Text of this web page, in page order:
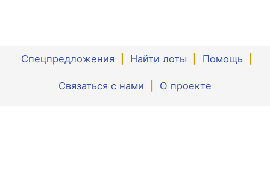
Спецпредложения Найти лоты Помощь
Связаться с нами О проекте